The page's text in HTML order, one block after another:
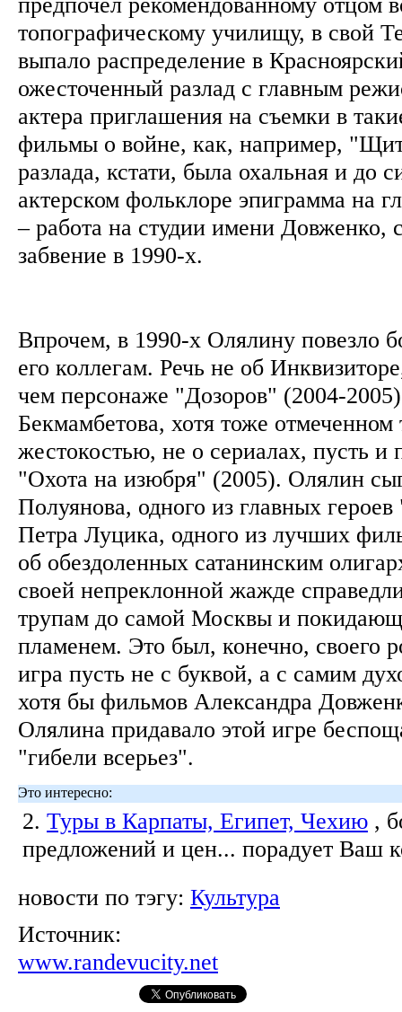
топографическому училищу, в свой
выпало распределение в
ожесточенный разлад с главным
актера приглашения на съемки в
фильмы о войне, как, например,
разлада, кстати, была охальная и до
актерском фольклоре эпиграмма на
– работа на студии имени Довженко,
забвение в 1990-х.
Впрочем, в 1990-х Олялину повезло
его коллегам. Речь не об
чем персонаже "Дозоров" (2004-
Бекмамбетова, хотя тоже
жестокостью, не о сериалах, пусть и
"Охота на изюбря" (2005). Олялин
Полуянова, одного из главных
Петра Луцика, одного из лучших
об обездоленных сатанинским
своей непреклонной жажде
трупам до самой Москвы и
пламенем. Это был, конечно, своего
игра пусть не с буквой, а с самим
хотя бы фильмов Александра
Олялина придавало этой игре
"гибели всерьез".
Это интересно:
2. Туры в Карпаты, Египет, Чехию ,
предложений и цен... порадует Ваш
новости по тэгу: Культура
Источник:
www.randevucity.net